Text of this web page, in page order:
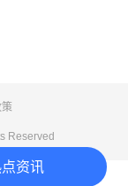
资讯
Reserved